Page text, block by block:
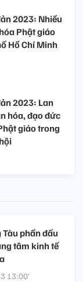
2023: Nhiều
Phật giáo
Hồ Chí Minh
2023: Lan
hóa, đạo đức
giáo trong
Tàu phấn đấu
tâm kinh tế
13:00’